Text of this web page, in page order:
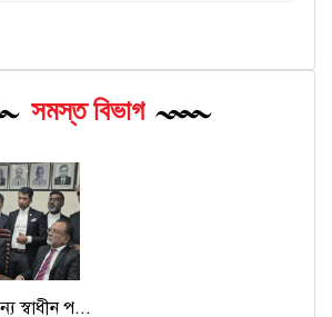
সমস্ত বিভাগ
স্বাধীন প...